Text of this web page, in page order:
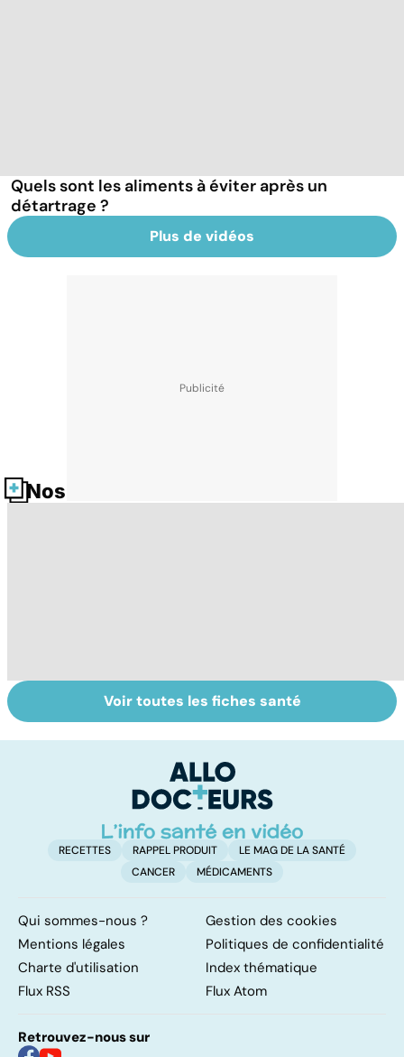
Quels sont les aliments à éviter après un
détartrage ?
Plus de vidéos
Nos fiches santé
Soins dentaires :
on n'arrête pas le
Bruxisme : quand
les dents
Voir toutes les fiches santé
RECETTES RAPPEL PRODUIT
LE MAG DE LA SANTÉ
CANCER
MÉDICAMENTS
Qui sommes-nous ?
Gestion des cookies
Mentions légales
Politiques de confidentialité
Charte d'utilisation
Index thématique
Flux RSS
Flux Atom
Retrouvez-nous sur